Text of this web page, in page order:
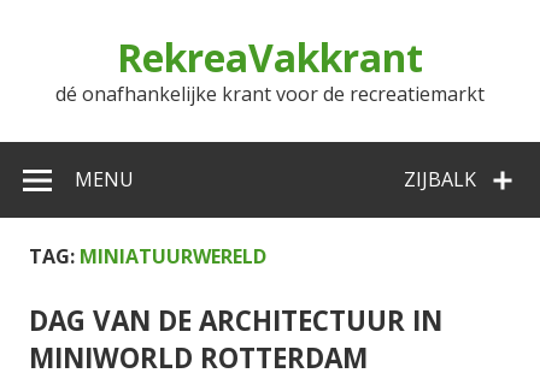
RekreaVakkrant
dé onafhankelijke krant voor de recreatiemarkt
ZIJBALK
MENU
TAG: MINIATUURWERELD
DAG VAN DE ARCHITECTUUR IN
MINIWORLD ROTTERDAM